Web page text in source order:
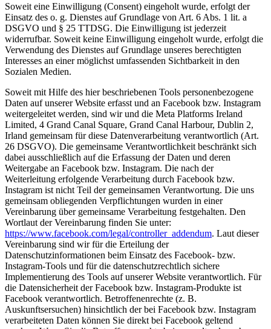
Soweit eine Einwilligung (Consent) eingeholt wurde, erfolgt der
Einsatz des o. g. Dienstes auf Grundlage von Art. 6 Abs. 1 lit. a
DSGVO und § 25 TTDSG. Die Einwilligung ist jederzeit
widerrufbar. Soweit keine Einwilligung eingeholt wurde, erfolgt die
Verwendung des Dienstes auf Grundlage unseres berechtigten
Interesses an einer möglichst umfassenden Sichtbarkeit in den
Sozialen Medien.
Soweit mit Hilfe des hier beschriebenen Tools personenbezogene
Daten auf unserer Website erfasst und an Facebook bzw. Instagram
weitergeleitet werden, sind wir und die Meta Platforms Ireland
Limited, 4 Grand Canal Square, Grand Canal Harbour, Dublin 2,
Irland gemeinsam für diese Datenverarbeitung verantwortlich (Art.
26 DSGVO). Die gemeinsame Verantwortlichkeit beschränkt sich
dabei ausschließlich auf die Erfassung der Daten und deren
Weitergabe an Facebook bzw. Instagram. Die nach der
Weiterleitung erfolgende Verarbeitung durch Facebook bzw.
Instagram ist nicht Teil der gemeinsamen Verantwortung. Die uns
gemeinsam obliegenden Verpflichtungen wurden in einer
Vereinbarung über gemeinsame Verarbeitung festgehalten. Den
Wortlaut der Vereinbarung finden Sie unter:
https://www.facebook.com/legal/controller_addendum. Laut dieser
Vereinbarung sind wir für die Erteilung der
Datenschutzinformationen beim Einsatz des Facebook- bzw.
Instagram-Tools und für die datenschutzrechtlich sichere
Implementierung des Tools auf unserer Website verantwortlich. Für
die Datensicherheit der Facebook bzw. Instagram-Produkte ist
Facebook verantwortlich. Betroffenenrechte (z. B.
Auskunftsersuchen) hinsichtlich der bei Facebook bzw. Instagram
verarbeiteten Daten können Sie direkt bei Facebook geltend